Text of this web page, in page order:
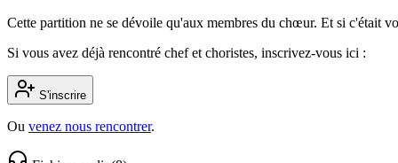
Cette partition ne se dévoile qu'aux membres du chœur. Et si c'était
Si vous avez déjà rencontré chef et choristes, inscrivez-vous ici :
S'inscrire
Ou venez nous rencontrer.